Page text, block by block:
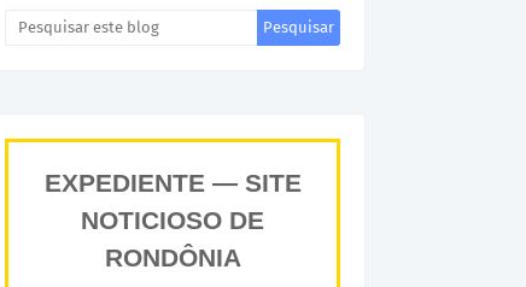
EXPEDIENTE — SITE
NOTICIOSO DE
RONDÔNIA